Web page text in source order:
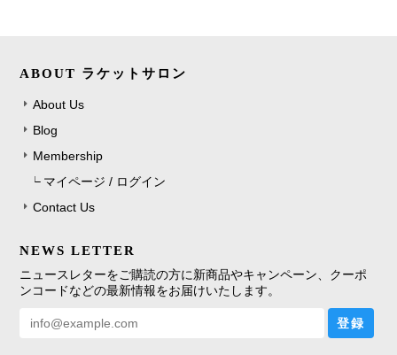
ABOUT ラケットサロン
About Us
Blog
Membership
マイページ / ログイン
Contact Us
NEWS LETTER
ニュースレターをご購読の方に新商品やキャンペーン、クーポ
ンコードなどの最新情報をお届けいたします。
登録